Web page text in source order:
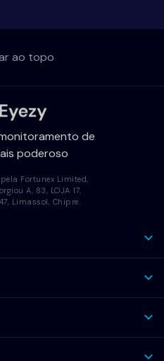
ao topo
de
poderoso
Fortunex Limited,
A, 83, LOJA 17,
Limassol, Chipre.